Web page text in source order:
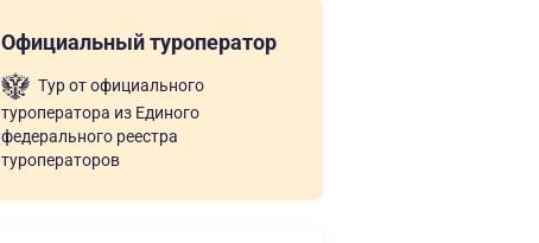
Официальный туроператор
Тур от официального
туроператора из Единого
федерального реестра
туроператоров